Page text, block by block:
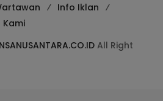
Info Iklan
Kami
All Right